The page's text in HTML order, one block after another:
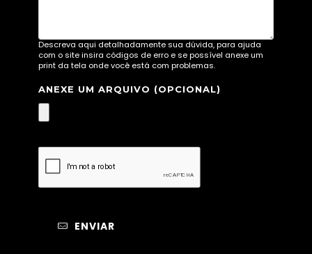
Descreva aqui detalhadamente sua dúvida, para ajuda
com o site insira códigos de erro e se possível anexe um
print da tela onde você está com problemas.
ANEXE UM ARQUIVO (OPCIONAL)
ENVIAR